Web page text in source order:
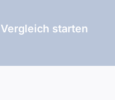
Vergleich starten